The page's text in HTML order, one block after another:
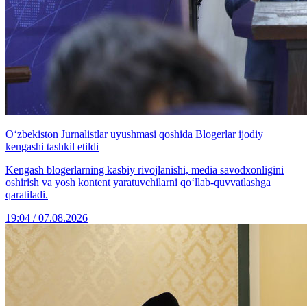
O‘zbekiston Jurnalistlar uyushmasi qoshida Blogerlar ijodiy
kengashi tashkil etildi
Kengash blogerlarning kasbiy rivojlanishi, media savodxonligini
oshirish va yosh kontent yaratuvchilarni qo‘llab-quvvatlashga
qaratiladi.
19:04 / 07.08.2026